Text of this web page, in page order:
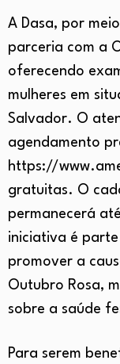
A Dasa, por
parceria com a
oferecendo
mulheres em
Salvador. O
agendamento
https://
gratuitas. O
permanecerá
iniciativa é parte
promover a
Outubro Rosa,
sobre a saúde
Para serem